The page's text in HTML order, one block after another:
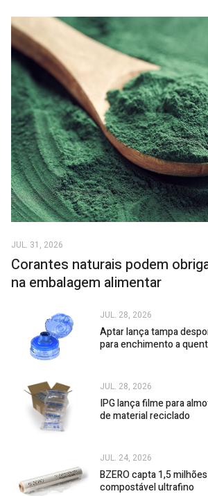
JUL. 31, 2026
Corantes naturais podem
na embalagem alimentar
JUL. 28, 2026
Aptar lança tampa
para enchimento a
JUL. 28, 2026
IPG lança filme para
de material reciclado
JUL. 24, 2026
BZERO capta 1,5
compostável ultrafino